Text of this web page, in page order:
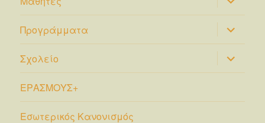
του
μενού
Προγράμματα του
μενού
Σχολείο του
μενού
ΕΡΑΣΜΟΥΣ+
Εσωτερικός Κανονισμός